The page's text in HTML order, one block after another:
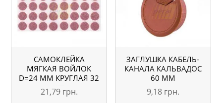
САМОКЛЕЙКА
МЯГКАЯ ВОЙЛОК
D=24 ММ КРУГЛАЯ 32
ШТ.
21,79 грн.
ЗАГЛУШКА КАБЕЛЬ-
КАНАЛА КАЛЬВАДОС
60 ММ
9,18 грн.